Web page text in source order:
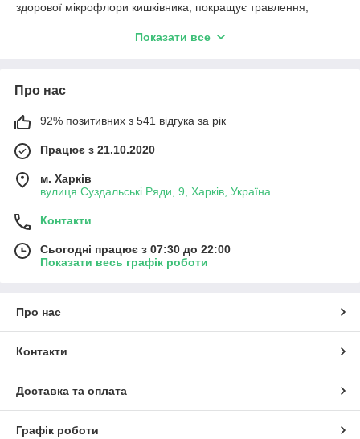
здорової мікрофлори кишківника, покращує травлення,
Показати все
Про нас
92% позитивних з 541 відгука за рік
Працює з 21.10.2020
м. Харків
вулиця Суздальські Ряди, 9, Харків, Україна
Контакти
Сьогодні працює з 07:30 до 22:00
Показати весь графік роботи
Про нас
Контакти
Доставка та оплата
Графік роботи